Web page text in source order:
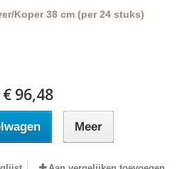
Koper 38 cm (per 24 stuks)
€ 96,48
Meer